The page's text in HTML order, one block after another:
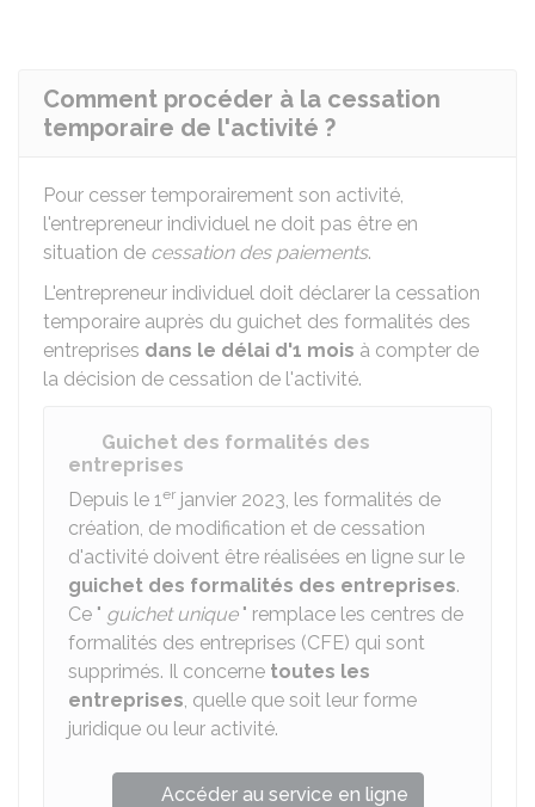
Comment procéder à la cessation
temporaire de l'activité ?
Pour cesser temporairement son activité,
l'entrepreneur individuel ne doit pas être en
situation de cessation des paiements.
L'entrepreneur individuel doit déclarer la cessation
temporaire auprès du guichet des formalités des
entreprises dans le délai d'1 mois à compter de
la décision de cessation de l'activité.
Guichet des formalités des
entreprises
Depuis le 1er janvier 2023, les formalités de
création, de modification et de cessation
d'activité doivent être réalisées en ligne sur le
guichet des formalités des entreprises.
Ce " guichet unique" remplace les centres de
formalités des entreprises (CFE) qui sont
supprimés. Il concerne toutes les
entreprises, quelle que soit leur forme
juridique ou leur activité.
Accéder au service en ligne